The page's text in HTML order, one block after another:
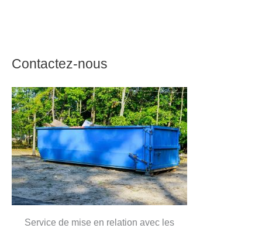
Contactez-nous
Service de mise en relation avec les